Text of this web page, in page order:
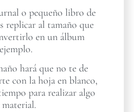
o pequeño libro de
replicar al tamaño que
en un álbum
hará que no te de
con la hoja en blanco,
para realizar algo